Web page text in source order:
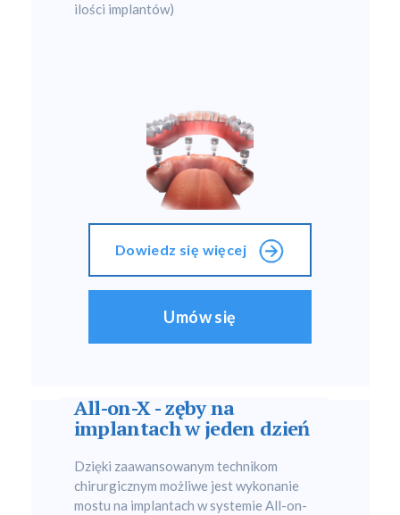
ilości implantów)
Dowiedz się więcej
Umów się
All-on-X - zęby na
implantach w jeden dzień
Dzięki zaawansowanym technikom
chirurgicznym możliwe jest wykonanie
mostu na implantach w systemie All-on-